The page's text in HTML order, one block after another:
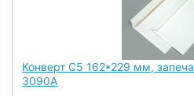
Конверт С5 162*229 мм,
3090А